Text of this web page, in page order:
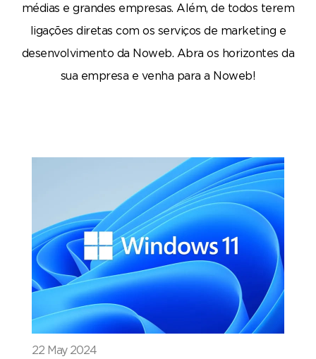
médias e grandes empresas. Além, de todos terem
ligações diretas com os serviços de marketing e
desenvolvimento da Noweb. Abra os horizontes da
sua empresa e venha para a Noweb!
22 May 2024